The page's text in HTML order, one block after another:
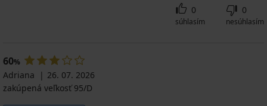
0
súhlasím
0
nesúhlasím
60%
Adriana
26. 07. 2026
zakúpená veľkosť 95/D